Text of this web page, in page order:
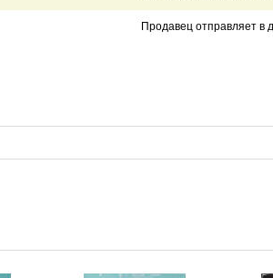
Продавец отправляет в